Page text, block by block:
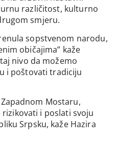
različitost, kulturno
smjeru.
sopstvenom narodu,
običajima” kaže
nivo da možemo
i poštovati tradiciju
Mostaru,
i poslati svoju
Srpsku, kaže Hazira